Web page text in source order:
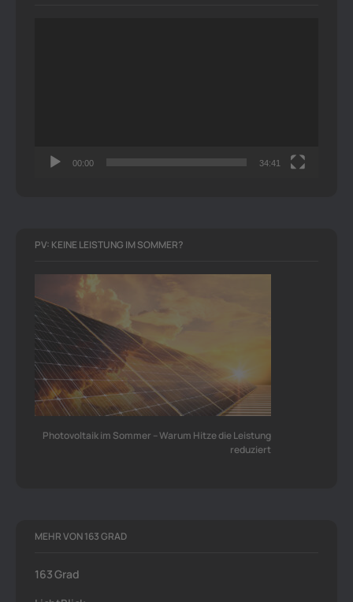
00:00 34:41
PV: KEINE LEISTUNG IM SOMMER?
Photovoltaik im Sommer – Warum Hitze die Leistung
reduziert
MEHR VON 163 GRAD
163 Grad